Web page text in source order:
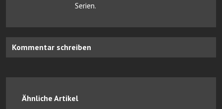
Serien.
Kommentar schreiben
Ähnliche Artikel